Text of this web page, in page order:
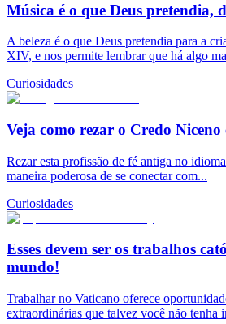
Música é o que Deus pretendia,
A beleza é o que Deus pretendia para a
XIV, e nos permite lembrar que há algo
Curiosidades
Veja como rezar o Credo Niceno
Rezar esta profissão de fé antiga no
maneira poderosa de se conectar com...
Curiosidades
Esses devem ser os trabalhos
mundo!
Trabalhar no Vaticano oferece
extraordinárias que talvez você não tenha